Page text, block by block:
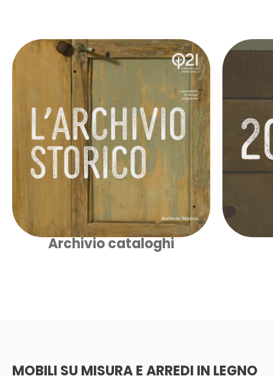
Archivio cataloghi
MOBILI SU MISURA E ARREDI IN LEGNO